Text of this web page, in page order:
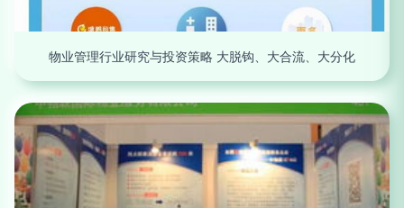
物业管理行业研究与投资策略 大脱钩、大合流、大分化